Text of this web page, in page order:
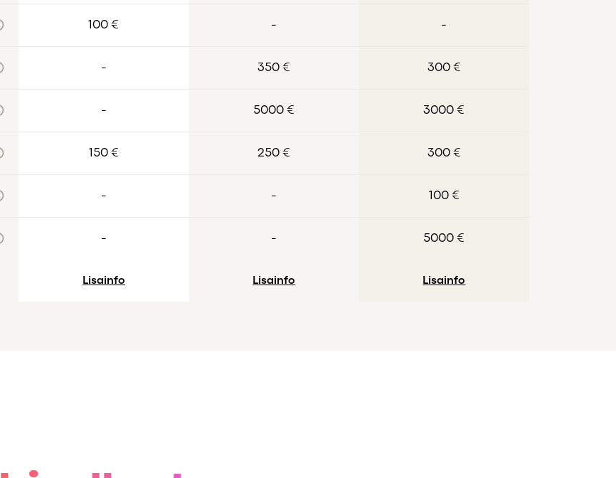
100 € - -
- 350 € 300 €
- 5000 € 3000 €
150 € 250 € 300 €
- - 100 €
- - 5000 €
Lisainfo Lisainfo Lisainfo